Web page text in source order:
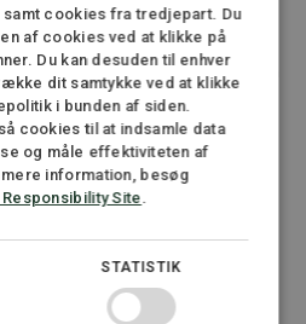
håndsrækninger er ofte
mellem privat hjælp og
beskrivelse af hændelsen kan
rådgivning tidligt, hvis du er
en ven, nabo eller et
en vennetjeneste eller
advokat med speciale i erstatning
cookies fra tredjepart. Du
af cookies ved at klikke på
Du kan desuden til enhver
dit samtykke ved at klikke
i bunden af siden.
cookies til at indsamle data
og måle effektiviteten af
information, besøg
Site.
STATISTIK